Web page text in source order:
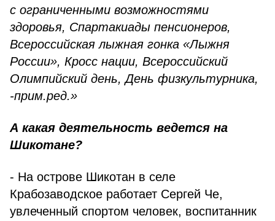
с ограниченными возможностями
здоровья, Спартакиады пенсионеров,
Всероссийская лыжная гонка «Лыжня
России», Кросс нации, Всероссийский
Олимпийский день, День физкультурника,
-прим.ред.»
А какая деятельность ведется на
Шикотане?
- На острове Шикотан в селе
Крабозаводское работает Сергей Че,
увлеченный спортом человек, воспитанник